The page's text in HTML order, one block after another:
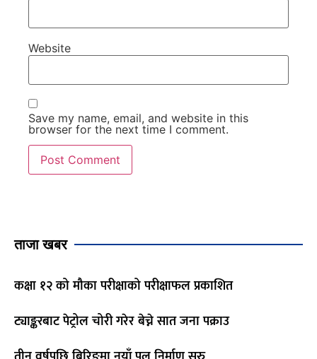
Website
Save my name, email, and website in this
browser for the next time I comment.
ताजा खबर
कक्षा १२ को मौका परीक्षाको परीक्षाफल प्रकाशित
ट्याङ्करबाट पेट्रोल चोरी गरेर बेच्ने सात जना पक्राउ